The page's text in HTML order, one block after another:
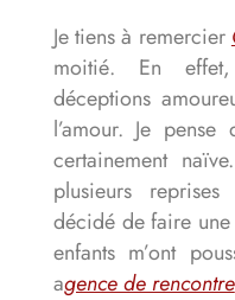
Je tiens à remercier
moitié. En
déceptions
l’amour. Je
certainement
plusieurs
décidé de faire une
enfants m’ont
agence de rencontre